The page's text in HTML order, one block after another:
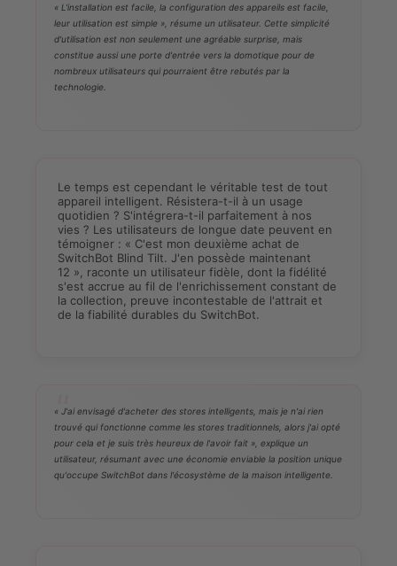
« L'installation est facile, la configuration des appareils est facile,
leur utilisation est simple », résume un utilisateur. Cette simplicité
d'utilisation est non seulement une agréable surprise, mais
constitue aussi une porte d'entrée vers la domotique pour de
nombreux utilisateurs qui pourraient être rebutés par la
technologie.
Le temps est cependant le véritable test de tout
appareil intelligent. Résistera-t-il à un usage
quotidien ? S'intégrera-t-il parfaitement à nos
vies ? Les utilisateurs de longue date peuvent en
témoigner : « C'est mon deuxième achat de
SwitchBot Blind Tilt. J'en possède maintenant
12 », raconte un utilisateur fidèle, dont la fidélité
s'est accrue au fil de l'enrichissement constant de
la collection, preuve incontestable de l'attrait et
de la fiabilité durables du SwitchBot.
« J'ai envisagé d'acheter des stores intelligents, mais je n'ai rien
trouvé qui fonctionne comme les stores traditionnels, alors j'ai opté
pour cela et je suis très heureux de l'avoir fait », explique un
utilisateur, résumant avec une économie enviable la position unique
qu'occupe SwitchBot dans l'écosystème de la maison intelligente.